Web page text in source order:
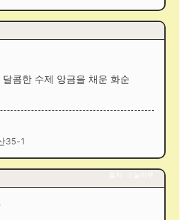
콤한 수제 앙금을 채운 화순
35-1